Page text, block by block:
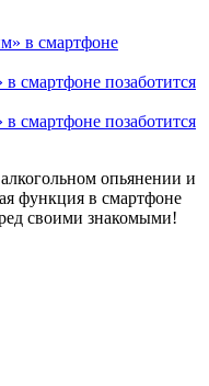
смартфоне позаботится
смартфоне позаботится
опьянении и
функция в смартфоне
своими знакомыми!